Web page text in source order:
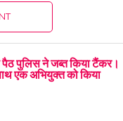
पुलिस ने जब्त किया टैंकर।
एक अभियुक्त को किया